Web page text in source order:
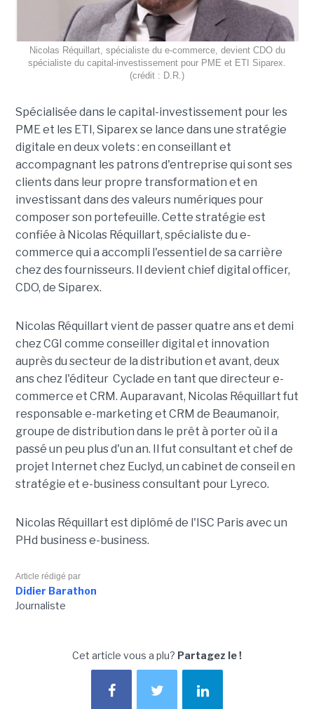
Nicolas Réquillart, spécialiste du e-commerce, devient CDO du
spécialiste du capital-investissement pour PME et ETI Siparex.
(crédit : D.R.)
Spécialisée dans le capital-investissement pour les
PME et les ETI, Siparex se lance dans une stratégie
digitale en deux volets : en conseillant et
accompagnant les patrons d'entreprise qui sont ses
clients dans leur propre transformation et en
investissant dans des valeurs numériques pour
composer son portefeuille. Cette stratégie est
confiée à Nicolas Réquillart, spécialiste du e-
commerce qui a accompli l'essentiel de sa carrière
chez des fournisseurs. Il devient chief digital officer,
CDO, de Siparex.
Nicolas Réquillart vient de passer quatre ans et demi
chez CGI comme conseiller digital et innovation
auprès du secteur de la distribution et avant, deux
ans chez l'éditeur Cyclade en tant que directeur e-
commerce et CRM. Auparavant, Nicolas Réquillart fut
responsable e-marketing et CRM de Beaumanoir,
groupe de distribution dans le prêt à porter où il a
passé un peu plus d'un an. Il fut consultant et chef de
projet Internet chez Euclyd, un cabinet de conseil en
stratégie et e-business consultant pour Lyreco.
Nicolas Réquillart est diplômé de l'ISC Paris avec un
PHd business e-business.
Article rédigé par
Didier Barathon
Journaliste
Cet article vous a plu? Partagez le !